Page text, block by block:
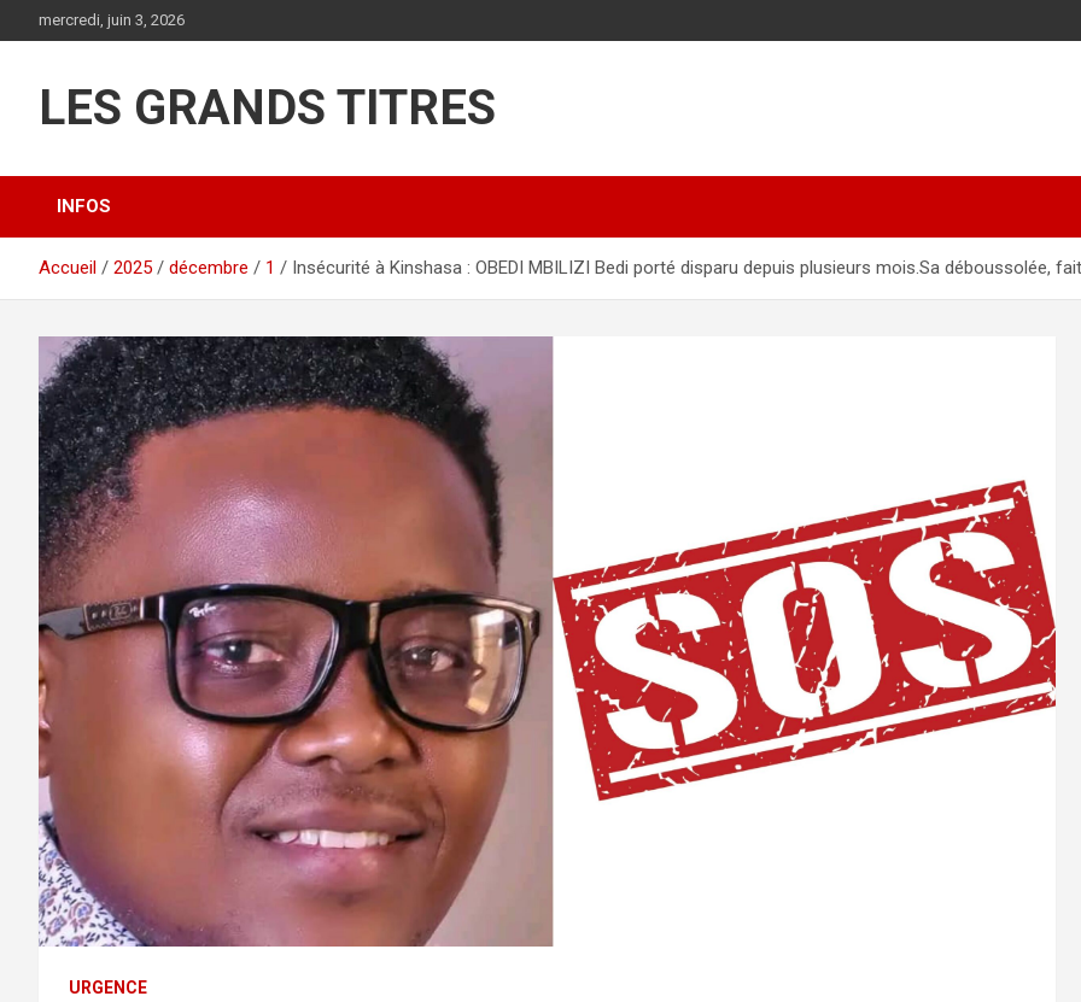
au
mercredi, juin 3, 2026
LES GRANDS TITRES
INFOS
Accueil 2025 décembre 1 Insécurité à Kinshasa : OBEDI MBILIZI Bedi porté disparu depuis plusieurs mois.Sa déboussolée,
URGENCE